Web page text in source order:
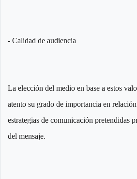
- Calidad de audiencia
La elección del medio en base a estos
atento su grado de importancia en
estrategias de comunicación pretendidas
del mensaje.